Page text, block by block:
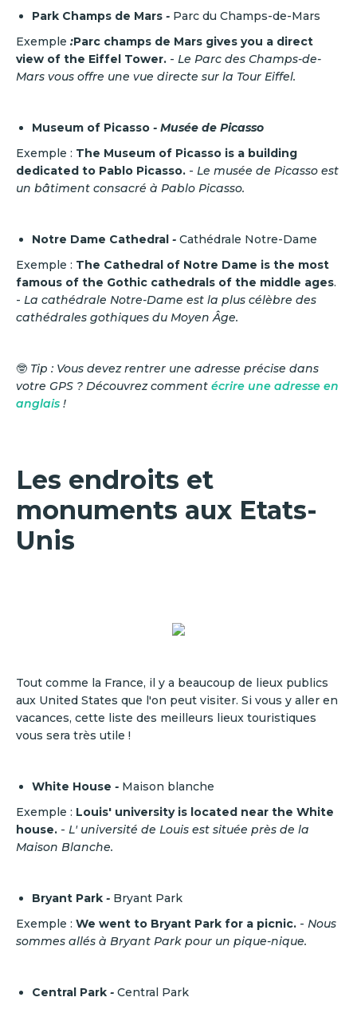
Park Champs de Mars - Parc du Champs-de-Mars
Exemple :Parc champs de Mars gives you a direct
view of the Eiffel Tower. - Le Parc des Champs-de-
Mars vous offre une vue directe sur la Tour Eiffel.
Museum of Picasso - Musée de Picasso
Exemple : The Museum of Picasso is a building
dedicated to Pablo Picasso. - Le musée de Picasso est
un bâtiment consacré à Pablo Picasso.
Notre Dame Cathedral - Cathédrale Notre-Dame
Exemple : The Cathedral of Notre Dame is the most
famous of the Gothic cathedrals of the middle ages.
- La cathédrale Notre-Dame est la plus célèbre des
cathédrales gothiques du Moyen Âge.
🤓 Tip : Vous devez rentrer une adresse précise dans
votre GPS ? Découvrez comment écrire une adresse en
anglais !
Les endroits et
monuments aux Etats-
Unis
Tout comme la France, il y a beaucoup de lieux publics
aux United States que l'on peut visiter. Si vous y aller en
vacances, cette liste des meilleurs lieux touristiques
vous sera très utile !
White House - Maison blanche
Exemple : Louis' university is located near the White
house. - L' université de Louis est située près de la
Maison Blanche.
Bryant Park - Bryant Park
Exemple : We went to Bryant Park for a picnic. - Nous
sommes allés à Bryant Park pour un pique-nique.
Central Park - Central Park